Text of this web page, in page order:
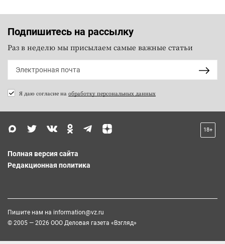
Подпишитесь на рассылку
Раз в неделю мы присылаем самые важные статьи
Я даю согласие на обработку персональных данных
18+
Полная версия сайта
Редакционная политика
Пишите нам на information@vz.ru
© 2005 — 2026 ООО Деловая газета «Взгляд»